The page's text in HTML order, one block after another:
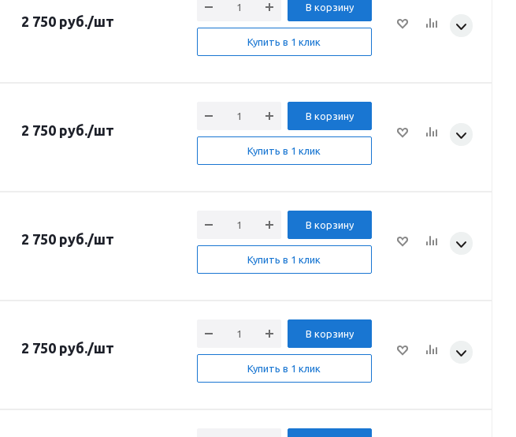
2 750 руб./шт
В корзину
Купить в 1 клик
2 750 руб./шт
В корзину
Купить в 1 клик
2 750 руб./шт
В корзину
Купить в 1 клик
2 750 руб./шт
В корзину
Купить в 1 клик